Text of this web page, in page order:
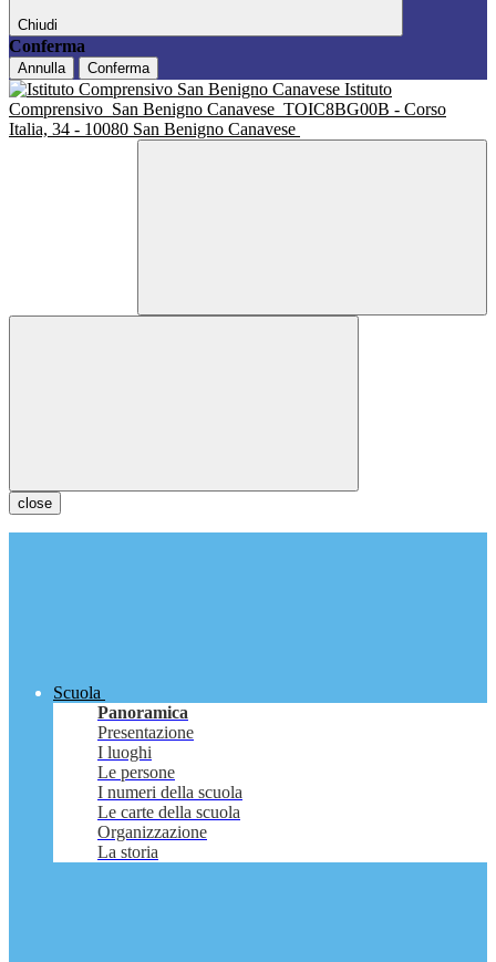
Chiudi
Conferma
Annulla Conferma
Istituto
Comprensivo San Benigno Canavese TOIC8BG00B - Corso
Italia, 34 - 10080 San Benigno Canavese
close
Scuola
Panoramica
Presentazione
I luoghi
Le persone
I numeri della scuola
Le carte della scuola
Organizzazione
La storia